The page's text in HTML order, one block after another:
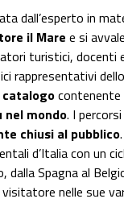
dall’esperto in
il Mare e si
turistici, docenti
rappresentativi
contenente
nel mondo. I
chiusi al pubblico
d’Italia con un
dalla Spagna al
nelle sue